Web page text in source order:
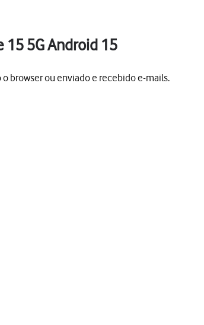
15 5G Android 15
browser ou enviado e recebido e-mails.